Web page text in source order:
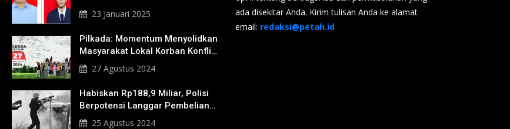
23 Januari 2025
Pilkada: Momentum Menyolidkan
Masyarakat Lokal Korban Konflik
Agraria27 Agustus 2024
Habiskan Rp188,9 Miliar, Polisi
Berpotensi Langgar Pembelian
Gas Air Mata
25 Agustus 2024
ada disekitar Anda. Kirim tulisan Anda ke alamat
email: redaksi@petah.id